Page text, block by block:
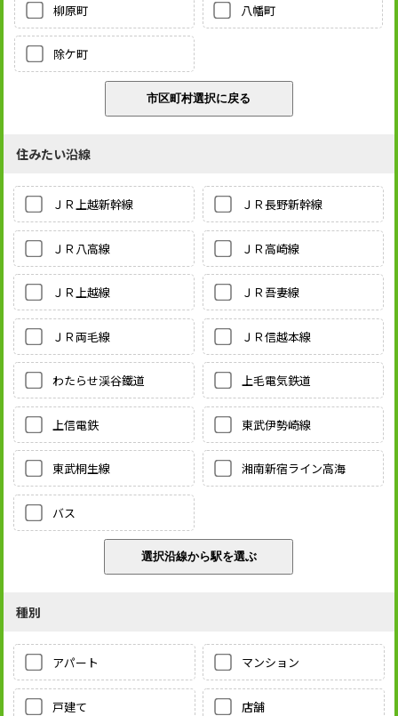
柳原町 八幡町
除ケ町
住みたい沿線
ＪＲ上越新幹線 ＪＲ長野新幹線
ＪＲ八高線 ＪＲ高崎線
ＪＲ上越線 ＪＲ吾妻線
ＪＲ両毛線 ＪＲ信越本線
わたらせ渓谷鐵道 上毛電気鉄道
上信電鉄 東武伊勢崎線
東武桐生線 湘南新宿ライン高海
バス
種別
アパート マンション
戸建て 店舗